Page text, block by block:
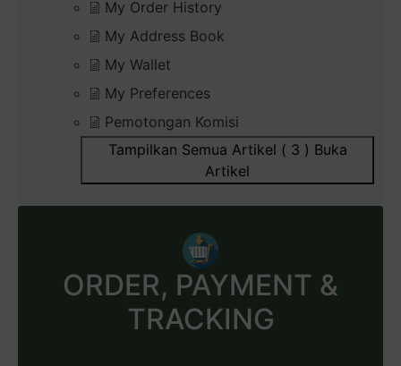
My Order History
My Address Book
My Wallet
My Preferences
Pemotongan Komisi
Tampilkan Semua Artikel ( 3 ) Buka
Artikel
ORDER, PAYMENT &
TRACKING